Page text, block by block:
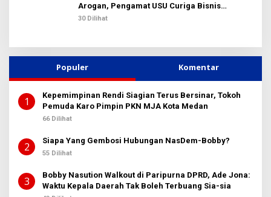
Arogan, Pengamat USU Curiga Bisnis
Reklame
30 Dilihat
Populer Komentar
1
Kepemimpinan Rendi Siagian Terus Bersinar, Tokoh
Pemuda Karo Pimpin PKN MJA Kota Medan
66 Dilihat
2 Siapa Yang Gembosi Hubungan NasDem-Bobby?
55 Dilihat
3
Bobby Nasution Walkout di Paripurna DPRD, Ade Jona:
Waktu Kepala Daerah Tak Boleh Terbuang Sia-sia